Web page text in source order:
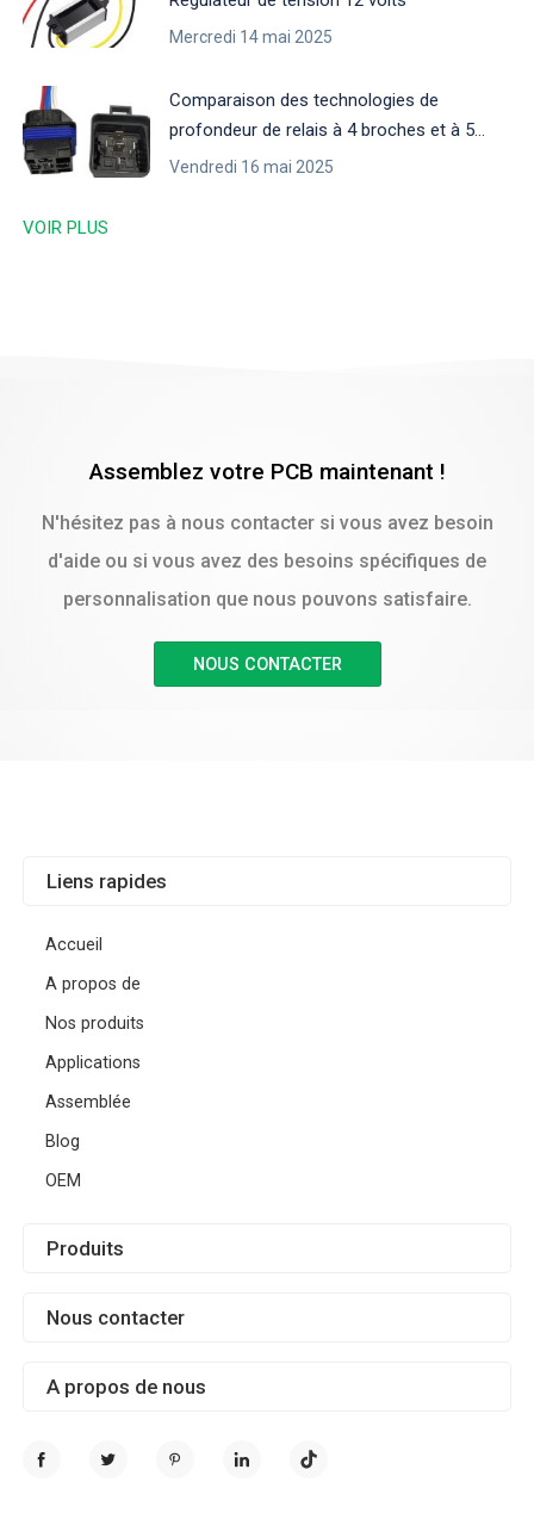
Mercredi 14 mai 2025
Comparaison des technologies de
profondeur de relais à 4 broches et à 5
broches
Vendredi 16 mai 2025
VOIR PLUS
Assemblez votre PCB maintenant !
N'hésitez pas à nous contacter si vous avez besoin
d'aide ou si vous avez des besoins spécifiques de
personnalisation que nous pouvons satisfaire.
NOUS CONTACTER
A propos de nous
Liens rapides
Accueil
A propos de
Nos produits
Applications
Assemblée
Blog
OEM
Produits
Nous contacter